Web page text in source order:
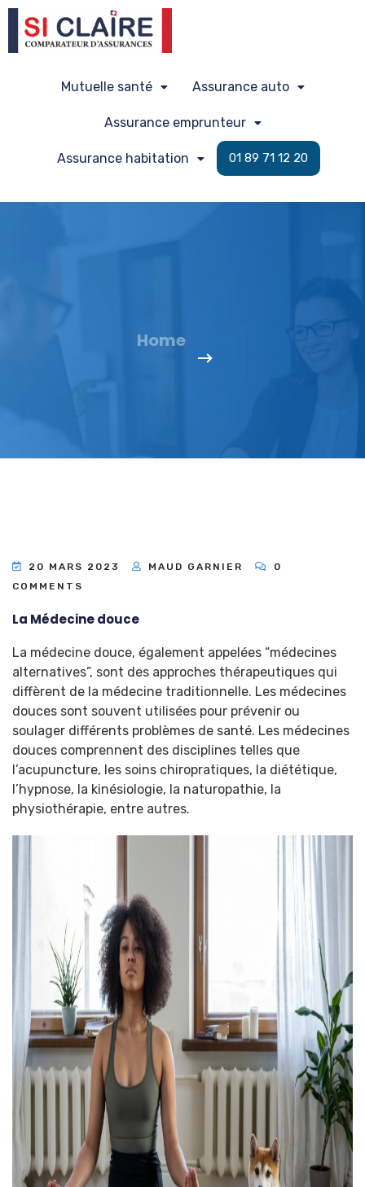
Mutuelle santé Assurance auto
Assurance emprunteur
Assurance habitation 01 89 71 12 20
Home
20 MARS 2023 MAUD GARNIER
0
COMMENTS
La Médecine douce
La médecine douce, également appelées “médecines
alternatives”, sont des approches thérapeutiques qui
diffèrent de la médecine traditionnelle. Les médecines
douces sont souvent utilisées pour prévenir ou
soulager différents problèmes de santé. Les médecines
douces comprennent des disciplines telles que
l’acupuncture, les soins chiropratiques, la diététique,
l’hypnose, la kinésiologie, la naturopathie, la
physiothérapie, entre autres.